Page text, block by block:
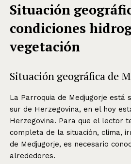
Situación
condiciones
vegetación
Situación geográfica de
La Parroquia de Medjugorje está
sur de Herzegovina, en el hoy
Herzegovina. Para que el lector
completa de la situación, clima,
de Medjugorje, es necesario
alrededores.